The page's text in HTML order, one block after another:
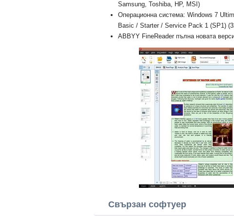
Samsung, Toshiba, HP, MSI)
Операционна система: Windows 7
Basic / Starter / Service Pack 1 (SP1)
ABBYY FineReader пълна новата
Свързан софтуер